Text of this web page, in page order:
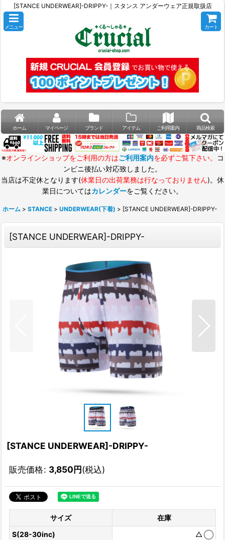
[STANCE UNDERWEAR]-DRIPPY-｜スタンス アンダーウェア正規取扱店
メニュー カート
ホーム マイページ ブランド アイテム ご利用案内 商品検索
※オンラインショップをご利用の方はご利用案内を必ずご覧下さい。
コ
ンビニ後払い対応致しました。
当店は不定休となります(休業日の出荷業務は行なっておりません)。休
業日についてはカレンダーをご覧ください。
ホーム > STANCE > UNDERWEAR(下着) > [STANCE UNDERWEAR]-DRIPPY-
[STANCE UNDERWEAR]-DRIPPY-
[STANCE UNDERWEAR]-DRIPPY-
販売価格: 3,850円(税込)
サイズ
在庫
S(28-30inc)
△